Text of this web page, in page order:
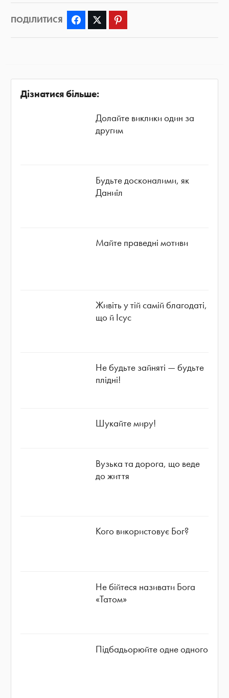
ПОДІЛИТИСЯ Facebook Twitter
Дізнатися більше:
Долайте виклики один за
другим
Будьте досконалими, як
Даниїл
Майте праведні мотиви
Живіть у тій самій благодаті,
що й Ісус
Не будьте зайняті — будьте
плідні!
Шукайте миру!
Вузька та дорога, що веде
до життя
Кого використовує Бог?
Не бійтеся називати Бога
«Татом»
Підбадьорюйте одне одного